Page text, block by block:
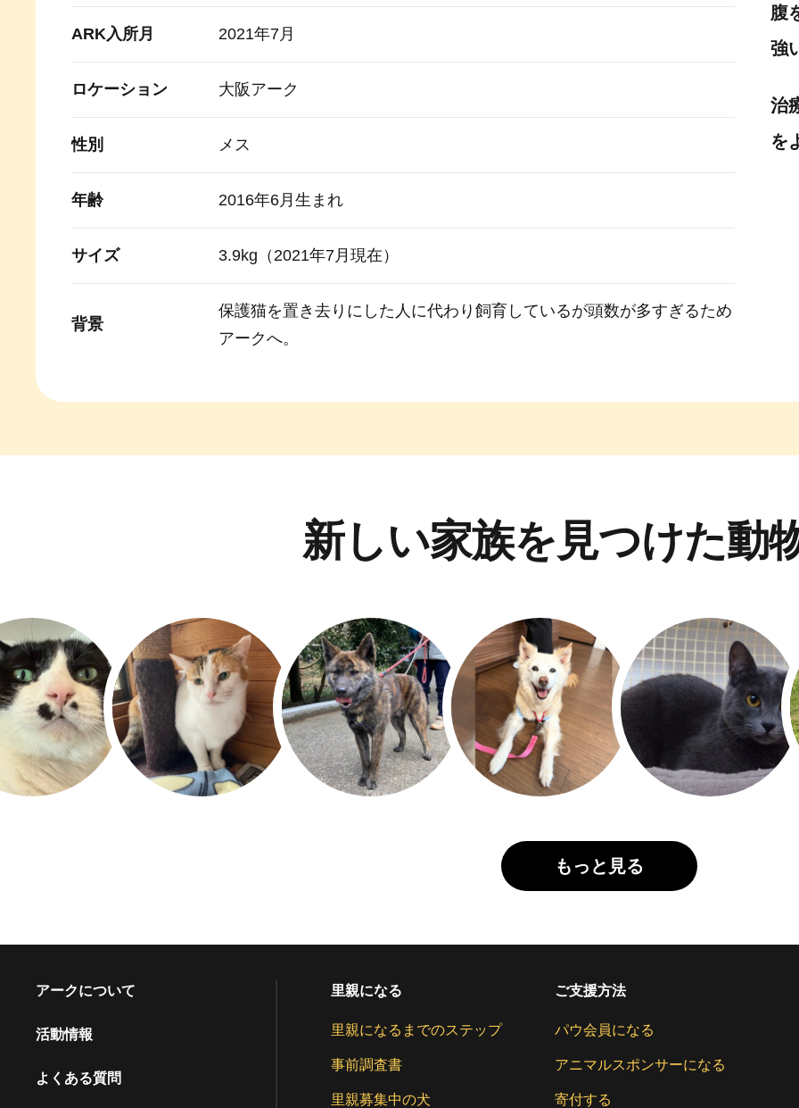
ARK入所月 2021年7月
ロケーション 大阪アーク
性別 メス
年齢 2016年6月生まれ
サイズ 3.9kg（2021年7月現在）
背景
保護猫を置き去りにした人に代わり飼育しているが頭数が多すぎるため
アークへ。
腹
強
治
を
新しい家族を見つけた動
もっと見る
アークについて
活動情報
よくある質問
里親になる
里親になるまでのステップ
事前調査書
里親募集中の犬
ご支援方法
パウ会員になる
アニマルスポンサーになる
寄付する